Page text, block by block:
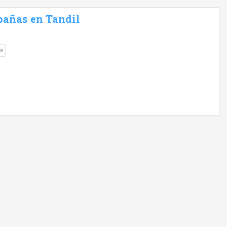
en Tandil